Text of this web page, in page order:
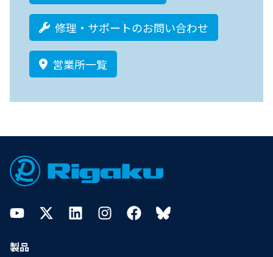
修理・サポートのお問い合わせ
営業所一覧
Footer
YouTubeTwitterLinkedInInstagramFacebookBluesky
製品